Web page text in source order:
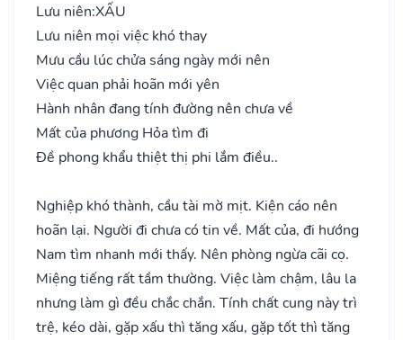
Lưu niên:XẤU
Lưu niên mọi việc khó thay
Mưu cầu lúc chửa sáng ngày mới nên
Việc quan phải hoãn mới yên
Hành nhân đang tính đường nên chưa về
Mất của phương Hỏa tìm đi
Đề phong khẩu thiệt thị phi lắm điều..
Nghiệp khó thành, cầu tài mờ mịt. Kiện cáo nên
hoãn lại. Người đi chưa có tin về. Mất của, đi hướng
Nam tìm nhanh mới thấy. Nên phòng ngừa cãi cọ.
Miệng tiếng rất tầm thường. Việc làm chậm, lâu la
nhưng làm gì đều chắc chắn. Tính chất cung này trì
trệ, kéo dài, gặp xấu thì tăng xấu, gặp tốt thì tăng